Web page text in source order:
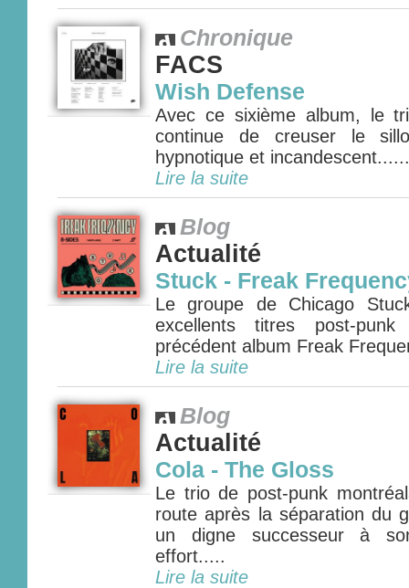
Chronique
FACS
Wish Defense
Avec ce sixième album, le
continue de creuser le
hypnotique et incandescent......
Lire la suite
Blog
Actualité
Stuck - Freak
Le groupe de Chicago
excellents titres post-
précédent album Freak
Lire la suite
Blog
Actualité
Cola - The Gloss
Le trio de post-punk
route après la séparation du
un digne successeur à
effort.....
Lire la suite